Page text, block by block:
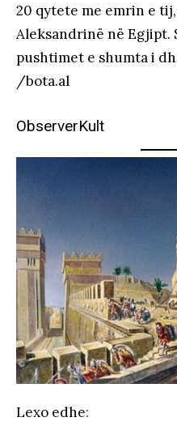
20 qytete me emrin e
Aleksandrinë në Egjipt.
pushtimet e shumta i
/bota.al
ObserverKult
Lexo edhe: